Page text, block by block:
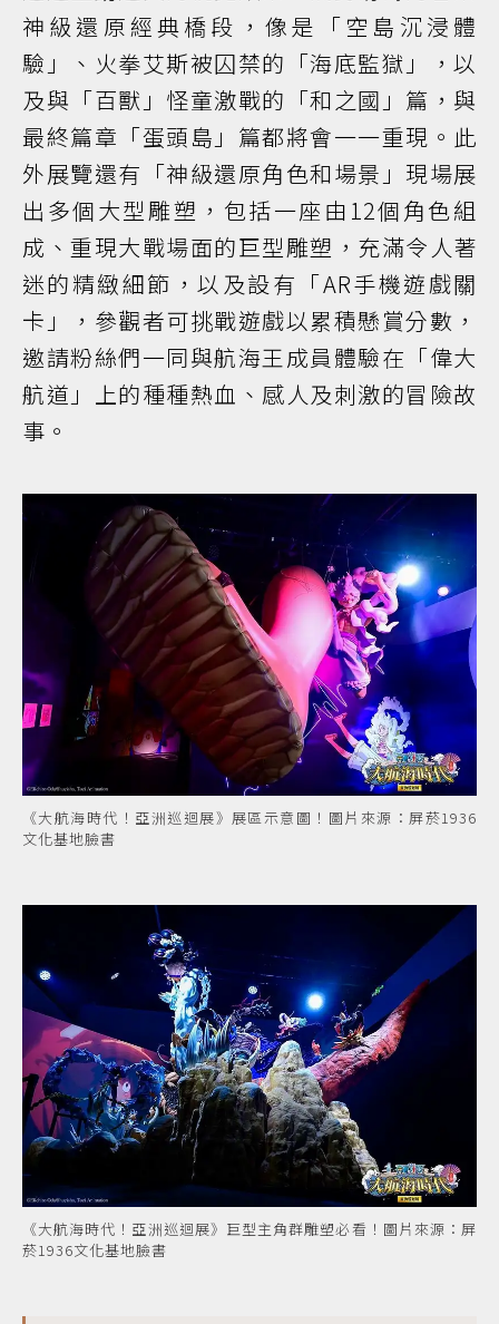
神級還原經典橋段，像是「空島沉浸體
驗」、火拳艾斯被囚禁的「海底監獄」，以
及與「百獸」怪童激戰的「和之國」篇，與
最終篇章「蛋頭島」篇都將會一一重現。此
外展覽還有「神級還原角色和場景」現場展
出多個大型雕塑，包括一座由12個角色組
成、重現大戰場面的巨型雕塑，充滿令人著
迷的精緻細節，以及設有「AR手機遊戲關
卡」，參觀者可挑戰遊戲以累積懸賞分數，
邀請粉絲們一同與航海王成員體驗在「偉大
航道」上的種種熱血、感人及刺激的冒險故
事。
《大航海時代！亞洲巡迴展》展區示意圖！圖片來源：屏菸1936
文化基地臉書
《大航海時代！亞洲巡迴展》巨型主角群雕塑必看！圖片來源：屏
菸1936文化基地臉書